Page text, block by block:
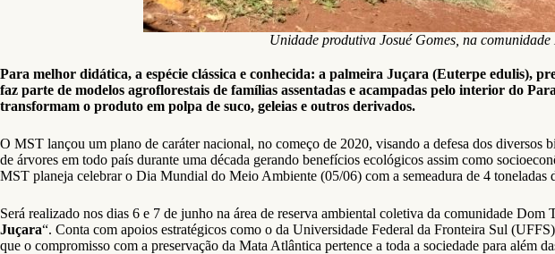
Unidade produtiva Josué Gomes, na
Para melhor didática, a espécie clássica e conhecida: a palmeira Juçara (Euterpe edulis),
faz parte de modelos agroflorestais de famílias assentadas e acampadas pelo interior do
transformam o produto em polpa de suco, geleias e outros derivados.
O MST lançou um plano de caráter nacional, no começo de 2020, visando a defesa dos diversos
de árvores em todo país durante uma década gerando benefícios ecológicos assim como
MST planeja celebrar o Dia Mundial do Meio Ambiente (05/06) com a semeadura de 4 toneladas
Será realizado nos dias 6 e 7 de junho na área de reserva ambiental coletiva da comunidade
Juçara“. Conta com apoios estratégicos como o da Universidade Federal da Fronteira Sul
que o compromisso com a preservação da Mata Atlântica pertence a toda a sociedade para além